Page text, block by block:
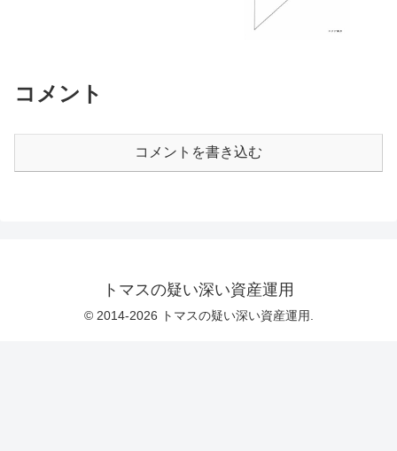
コメント
コメントを書き込む
トマスの疑い深い資産運用
© 2014-2026 トマスの疑い深い資産運用.